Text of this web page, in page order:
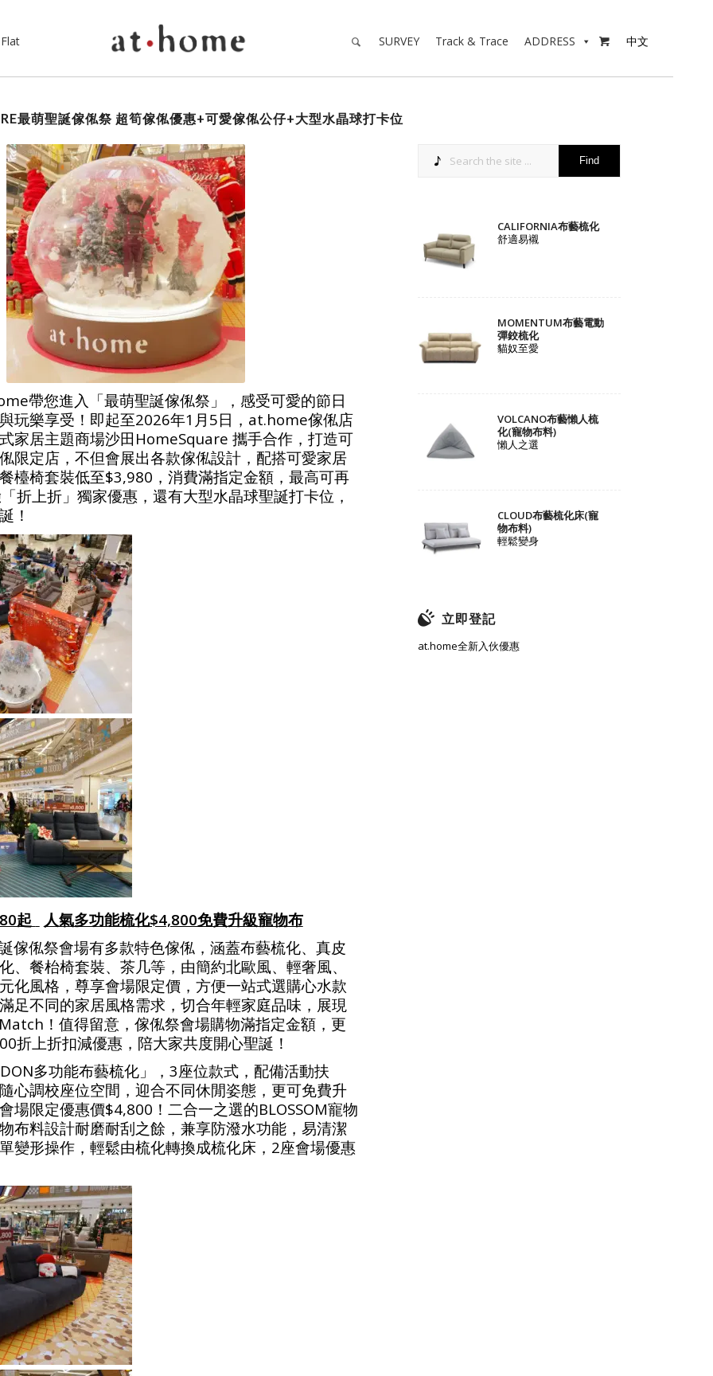

ADDRESS
Track & Trace
SURVEY 中文
最萌聖誕傢俬祭 超筍傢俬優惠+可愛傢俬公仔+大型水晶球打卡位
帶您進入「最萌聖誕傢俬祭」，感受可愛的節日
玩樂享受！即起至2026年1月5日，at.home傢俬店
家居主題商場沙田HomeSquare 攜手合作，打造可
限定店，不但會展出各款傢俬設計，配搭可愛家居
檯椅套裝低至$3,980，消費滿指定金額，最高可再
折上折」獨家優惠，還有大型水晶球聖誕打卡位，
！
起
人氣多功能梳化$4,800免費升級寵物布
傢俬祭會場有多款特色傢俬，涵蓋布藝梳化、真皮
、餐枱椅套裝、茶几等，由簡約北歐風、輕奢風、
化風格，尊享會場限定價，方便一站式選購心水款
足不同的家居風格需求，切合年輕家庭品味，展現
！值得留意，傢俬祭會場購物滿指定金額，更
折上折扣減優惠，陪大家共度開心聖誕！
多功能布藝梳化」，3座位款式，配備活動扶
心調校座位空間，迎合不同休閒姿態，更可免費升
場限定優惠價$4,800！二合一之選的BLOSSOM寵物
布料設計耐磨耐刮之餘，兼享防潑水功能，易清潔
變形操作，輕鬆由梳化轉換成梳化床，2座會場優惠
CALIFORNIA布藝梳化
舒適易襯
MOMENTUM布藝電動
彈鉸梳化
貓奴至愛
VOLCANO布藝懶人梳
化(寵物布料)
懶人之選
CLOUD布藝梳化床(寵
物布料)
輕鬆變身
立即登記
at.home全新入伙優惠